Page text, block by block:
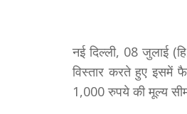
नई दिल्ली, 08 जुलाई
विस्तार करते हुए इसमें
1,000 रुपये की मूल्य